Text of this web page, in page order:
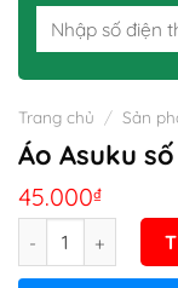
Trang chủ / Sản
Áo Asuku
45.000₫